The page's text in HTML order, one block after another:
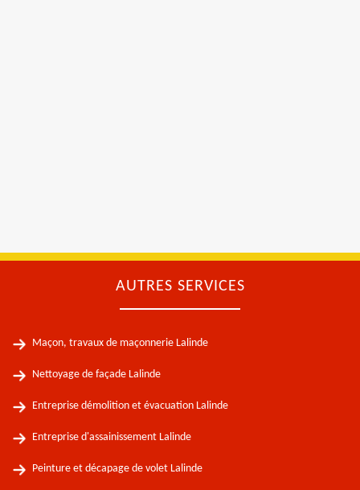
AUTRES SERVICES
Maçon, travaux de maçonnerie Lalinde
Nettoyage de façade Lalinde
Entreprise démolition et évacuation Lalinde
Entreprise d'assainissement Lalinde
Peinture et décapage de volet Lalinde